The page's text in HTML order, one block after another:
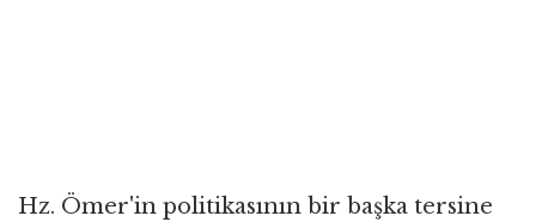
Hz. Ömer'in politikasının bir başka tersine